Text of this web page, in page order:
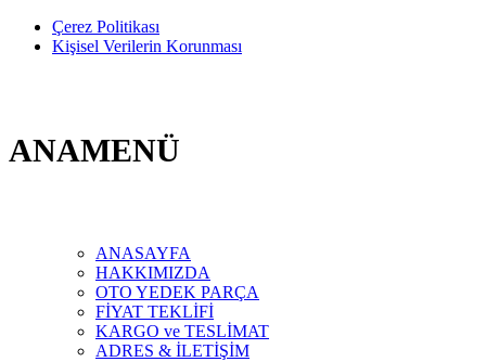
Çerez Politikası
Kişisel Verilerin Korunması
ANAMENÜ
ANASAYFA
HAKKIMIZDA
OTO YEDEK PARÇA
FİYAT TEKLİFİ
KARGO ve TESLİMAT
ADRES & İLETİŞİM